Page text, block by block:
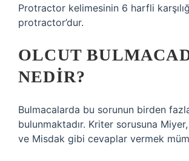
Protractor kelimesinin 6 harfli
protractor’dur.
OLCUT
NEDIR?
Bulmacalarda bu sorunun birden
bulunmaktadır. Kriter sorusuna
ve Misdak gibi cevaplar vermek